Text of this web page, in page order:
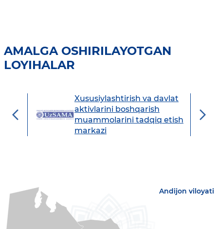
AMALGA OSHIRILAYOTGAN
LOYIHALAR
Xususiylashtirish va davlat
aktivlarini boshqarish
muammolarini tadqiq etish
markazi
Andijon viloyati